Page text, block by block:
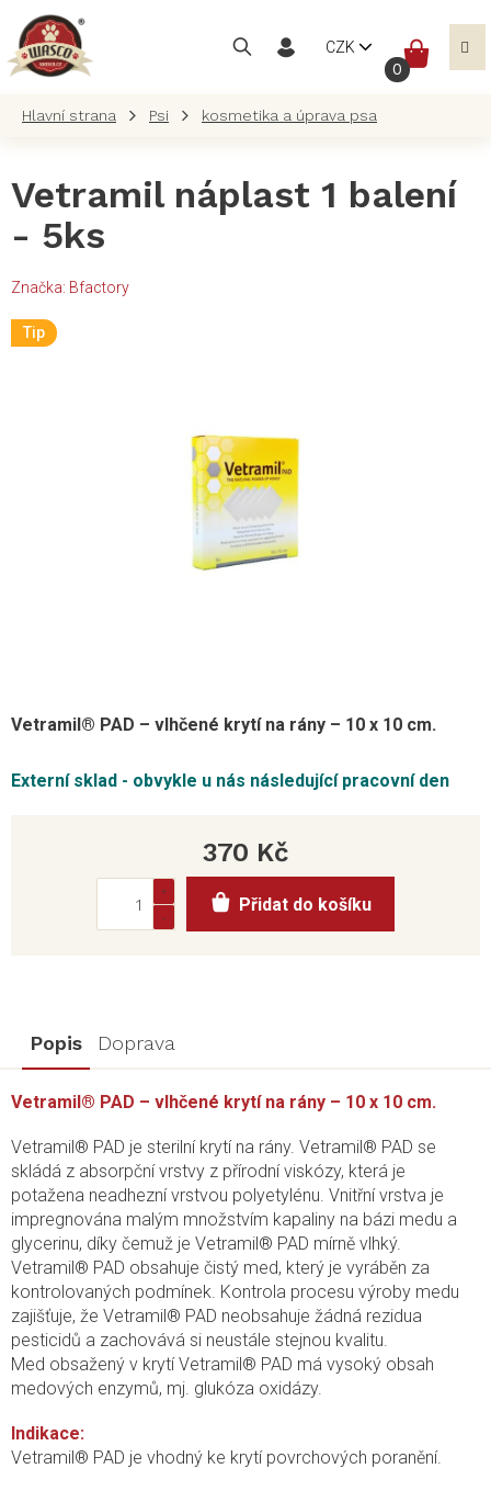
obsah
CZK
Psi kosmetika a úprava psa
Vetramil náplast 1 balení
- 5ks
Značka: Bfactory
Tip
Externí sklad - obvykle u nás následující pracovní den
Vetramil® PAD – vlhčené krytí na rány – 10 x 10 cm.
370 Kč
cena:
Přidat do košíku
Popis Doprava
Vetramil® PAD – vlhčené krytí na rány – 10 x 10 cm.
Vetramil® PAD je sterilní krytí na rány. Vetramil® PAD se
skládá z absorpční vrstvy z přírodní viskózy, která je
potažena neadhezní vrstvou polyetylénu. Vnitřní vrstva je
impregnována malým množstvím kapaliny na bázi medu a
glycerinu, díky čemuž je Vetramil® PAD mírně vlhký.
Vetramil® PAD obsahuje čistý med, který je vyráběn za
kontrolovaných podmínek. Kontrola procesu výroby medu
zajišťuje, že Vetramil® PAD neobsahuje žádná rezidua
pesticidů a zachovává si neustále stejnou kvalitu.
Med obsažený v krytí Vetramil® PAD má vysoký obsah
medových enzymů, mj. glukóza oxidázy.
Indikace:
Vetramil® PAD je vhodný ke krytí povrchových poranění.